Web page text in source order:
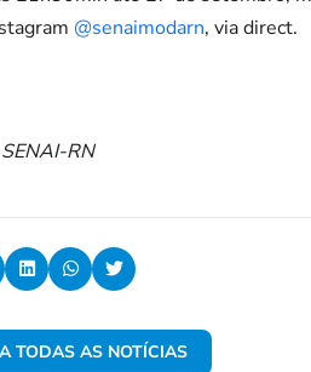
@senaimodarn, via direct.
RN
TODAS AS NOTÍCIAS